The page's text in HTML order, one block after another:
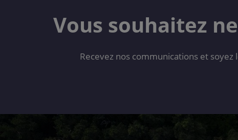
Vous souhaitez
Recevez nos communications et